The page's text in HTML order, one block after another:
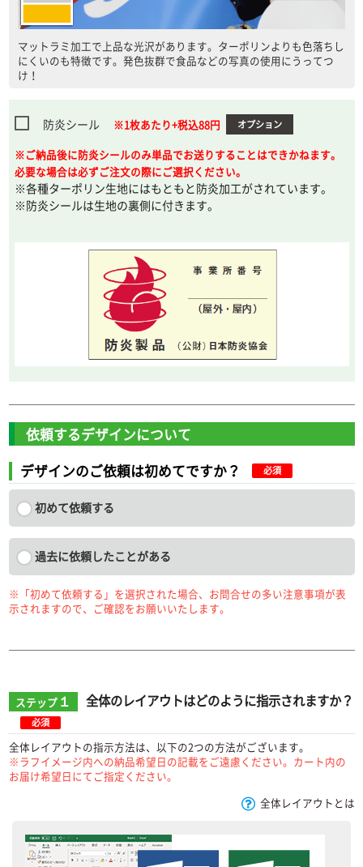
マットラミ加工で上品な光沢があります。ターポリンよりも色落ちし
にくいのも特徴です。発色抜群で食品などの写真の使用にうってつ
け！
防炎シール ※1枚あたり+税込88円 オプション
※ご納品後に防炎シールのみ単品でお送りすることはできかねます。
必要な場合は必ずご注文の際にご選択ください。
※各種ターポリン生地にはもともと防炎加工がされています。
※防炎シールは生地の裏側に付きます。
依頼するデザインについて
デザインのご依頼は初めてですか？
必須
初めて依頼する
過去に依頼したことがある
※「初めて依頼する」を選択された場合、お問合せの多い注意事項が表
示されますので、ご確認をお願いいたします。
ステップ１ 全体のレイアウトはどのように指示されますか？
必須
全体レイアウトの指示方法は、以下の2つの方法がございます。
※ラフイメージ内への納品希望日の記載をご遠慮ください。カート内の
お届け希望日にてご指定ください。
全体レイアウトとは